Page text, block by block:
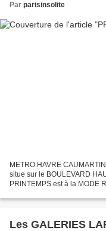
Par parisinsolite
METRO HAVRE
situe sur le BOULEVARD
PRINTEMPS est à la MODE
VITRINES...
Les GALERIES